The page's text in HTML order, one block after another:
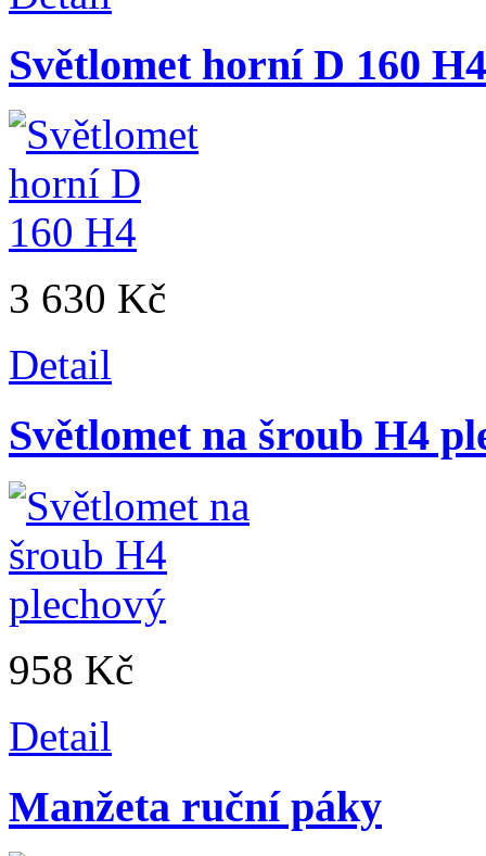
Světlomet horní D 160 H4
3 630 Kč
Detail
Světlomet na šroub H4
958 Kč
Detail
Manžeta ruční páky